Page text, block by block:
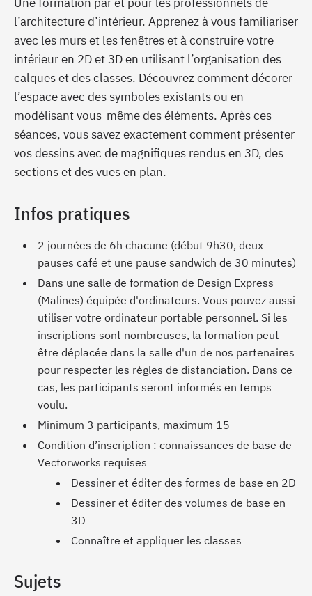
l’architecture d’intérieur. Apprenez à vous familiariser
avec les murs et les fenêtres et à construire votre
intérieur en 2D et 3D en utilisant l’organisation des
calques et des classes. Découvrez comment décorer
l’espace avec des symboles existants ou en
modélisant vous-même des éléments. Après ces
séances, vous savez exactement comment présenter
vos dessins avec de magnifiques rendus en 3D, des
sections et des vues en plan.
Infos pratiques
2 journées de 6h chacune (début 9h30, deux
pauses café et une pause sandwich de 30 minutes)
Dans une salle de formation de Design Express
(Malines) équipée d'ordinateurs. Vous pouvez aussi
utiliser votre ordinateur portable personnel. Si les
inscriptions sont nombreuses, la formation peut
être déplacée dans la salle d'un de nos partenaires
pour respecter les règles de distanciation. Dans ce
cas, les participants seront informés en temps
voulu.
Minimum 3 participants, maximum 15
Condition d’inscription : connaissances de base de
Vectorworks requises
Dessiner et éditer des formes de base en 2D
Dessiner et éditer des volumes de base en
3D
Connaître et appliquer les classes
Sujets